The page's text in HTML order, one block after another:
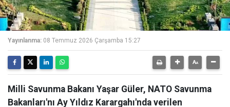
Yayınlanma: 08 Temmuz 2026 Çarşamba 15:27
Milli Savunma Bakanı Yaşar Güler, NATO Savunma
Bakanları'nı Ay Yıldız Karargahı'nda verilen